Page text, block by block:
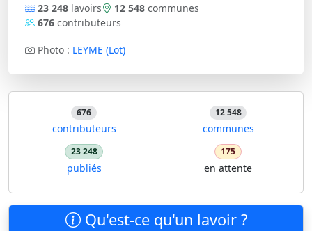
23 248 lavoirs 12 548 communes
676 contributeurs
Photo : LEYME (Lot)
676
contributeurs
12 548
communes
23 248
publiés
175
en attente
Qu'est-ce qu'un lavoir ?